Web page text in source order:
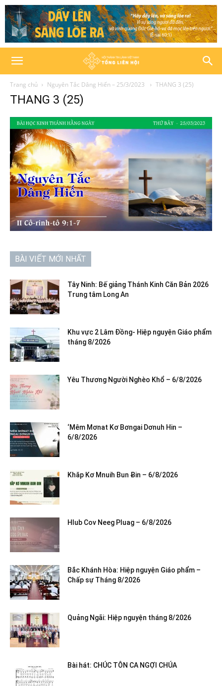
Trang chủ Nguyên Tắc Dâng Hiến – 25/3/2023 THANG 3 (25)
THANG 3 (25)
BÀI VIẾT MỚI NHẤT
Tây Ninh: Bế giảng Thánh Kinh Căn Bản 2026
Trung tâm Long An
Khu vực 2 Lâm Đồng- Hiệp nguyện Giáo phẩm
tháng 8/2026
Yêu Thương Người Nghèo Khổ – 6/8/2026
‘Mêm Mơnat Kơ Bơngai Dơnuh Hin –
6/8/2026
Khăp Kơ Mnuih Bun Ƀin – 6/8/2026
Hlub Cov Neeg Pluag – 6/8/2026
Bắc Khánh Hòa: Hiệp nguyện Giáo phẩm –
Chấp sự Tháng 8/2026
Quảng Ngãi: Hiệp nguyện tháng 8/2026
Bài hát: CHÚC TÔN CA NGỢI CHÚA